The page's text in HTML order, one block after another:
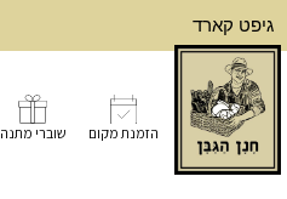
גיפט קארד
הזמנת מקום שוברי מתנה